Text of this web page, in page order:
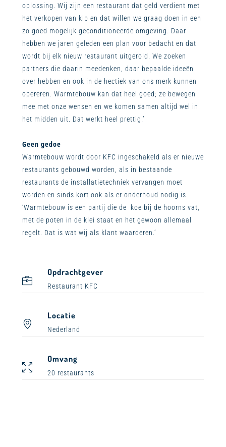
oplossing. Wij zijn een restaurant dat geld verdient met
het verkopen van kip en dat willen we graag doen in een
zo goed mogelijk geconditioneerde omgeving. Daar
hebben we jaren geleden een plan voor bedacht en dat
wordt bij elk nieuw restaurant uitgerold. We zoeken
partners die daarin meedenken, daar bepaalde ideeën
over hebben en ook in de hectiek van ons merk kunnen
opereren. Warmtebouw kan dat heel goed; ze bewegen
mee met onze wensen en we komen samen altijd wel in
het midden uit. Dat werkt heel prettig.’
Geen gedoe
Warmtebouw wordt door KFC ingeschakeld als er nieuwe
restaurants gebouwd worden, als in bestaande
restaurants de installatietechniek vervangen moet
worden en sinds kort ook als er onderhoud nodig is.
‘Warmtebouw is een partij die de koe bij de hoorns vat,
met de poten in de klei staat en het gewoon allemaal
regelt. Dat is wat wij als klant waarderen.’
Opdrachtgever
Restaurant KFC
Locatie
Nederland
Omvang
20 restaurants